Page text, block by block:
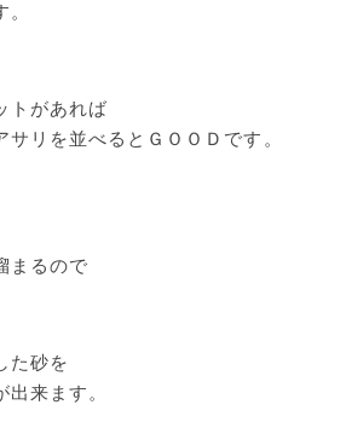
トがあれば
リを並べるとＧＯＯＤです。
まるので
た砂を
来ます。